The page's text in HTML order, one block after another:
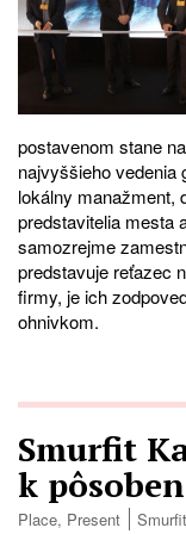
postavenom stane
najvyššieho vedenia
lokálny manažment,
predstavitelia mesta
samozrejme
predstavuje reťazec
firmy, je ich
ohnivkom.
Smurfit
k
Place, Present